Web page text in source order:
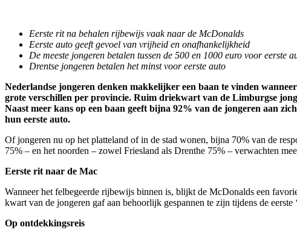
Eerste rit na behalen rijbewijs vaak naar de McDonalds
Eerste auto geeft gevoel van vrijheid en onafhankelijkheid
De meeste jongeren betalen tussen de 500 en 1000 euro voor eerste
Drentse jongeren betalen het minst voor eerste auto
Nederlandse jongeren denken makkelijker een baan te vinden
grote verschillen per provincie. Ruim driekwart van de Limburgse
Naast meer kans op een baan geeft bijna 92% van de jongeren aan
hun eerste auto.
Of jongeren nu op het platteland of in de stad wonen, bijna 70% van de
75% – en het noorden – zowel Friesland als Drenthe 75% – verwachten
Eerste rit naar de Mac
Wanneer het felbegeerde rijbewijs binnen is, blijkt de McDonalds een
kwart van de jongeren gaf aan behoorlijk gespannen te zijn tijdens de eerste
Op ontdekkingsreis